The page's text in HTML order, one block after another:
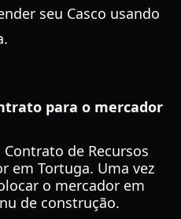
seu Casco usando
para o mercador
de Recursos
em Tortuga. Uma vez
o mercador em
de construção.